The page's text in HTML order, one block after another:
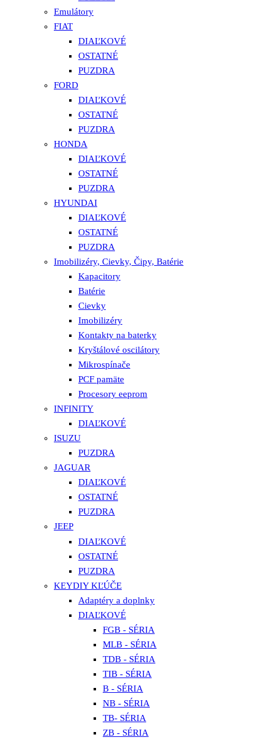
Emulátory
FIAT
DIAĽKOVÉ
OSTATNÉ
PUZDRA
FORD
DIAĽKOVÉ
OSTATNÉ
PUZDRA
HONDA
DIAĽKOVÉ
OSTATNÉ
PUZDRA
HYUNDAI
DIAĽKOVÉ
OSTATNÉ
PUZDRA
Imobilizéry, Cievky, Čipy, Batérie
Kapacitory
Batérie
Cievky
Imobilizéry
Kontakty na baterky
Kryštálové oscilátory
Mikrospínače
PCF pamäte
Procesory eeprom
INFINITY
DIAĽKOVÉ
ISUZU
PUZDRA
JAGUAR
DIAĽKOVÉ
OSTATNÉ
PUZDRA
JEEP
DIAĽKOVÉ
OSTATNÉ
PUZDRA
KEYDIY KĽÚČE
Adaptéry a doplnky
DIAĽKOVÉ
FGB - SÉRIA
MLB - SÉRIA
TDB - SÉRIA
TIB - SÉRIA
B - SÉRIA
NB - SÉRIA
TB- SÉRIA
ZB - SÉRIA